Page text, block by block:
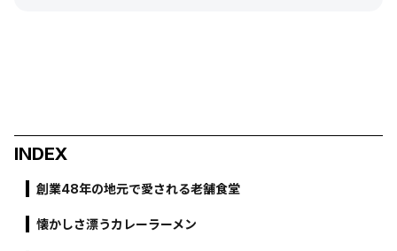
INDEX
創業48年の地元で愛される老舗食堂
懐かしさ漂うカレーラーメン